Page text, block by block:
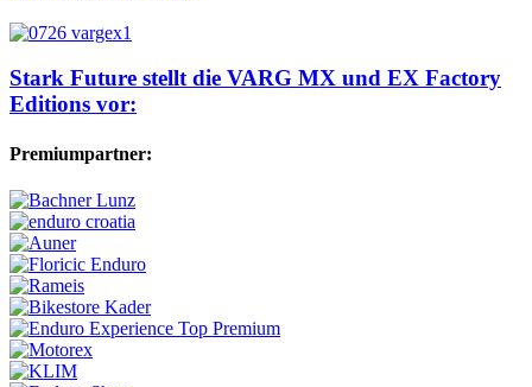
Stark Future stellt die VARG MX und EX Factory
Editions vor:
Premiumpartner: